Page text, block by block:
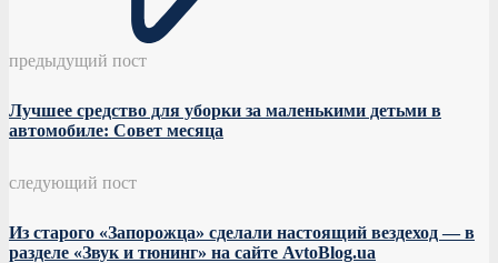
предыдущий пост
Лучшее средство для уборки за маленькими детьми в
автомобиле: Совет месяца
следующий пост
Из старого «Запорожца» сделали настоящий вездеход — в
разделе «Звук и тюнинг» на сайте AvtoBlog.ua